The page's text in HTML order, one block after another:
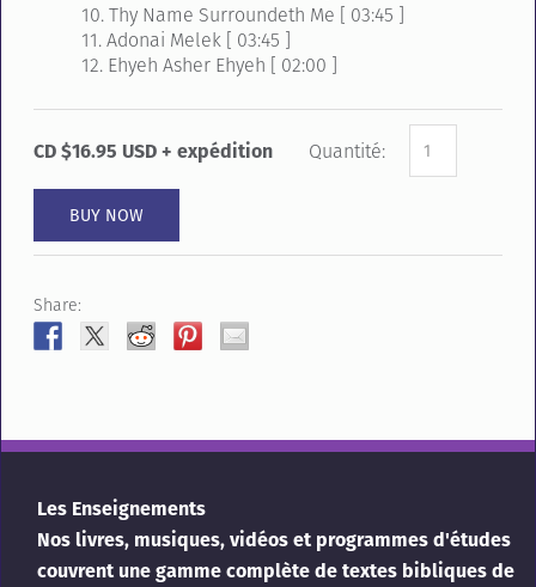
10. Thy Name Surroundeth Me [ 03:45 ]
11. Adonai Melek [ 03:45 ]
12. Ehyeh Asher Ehyeh [ 02:00 ]
CD $16.95 USD + expédition Quantité:
Share:
Les Enseignements
Nos livres, musiques, vidéos et programmes d'études
couvrent une gamme complète de textes bibliques de